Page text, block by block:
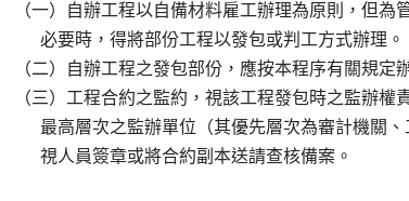
（一）自辦工程以自備材料雇工辦理為原則，但
必要時，得將部份工程以發包或判工方式辦理。
（二）自辦工程之發包部份，應按本程序有關規定
（三）工程合約之監約，視該工程發包時之監辦
最高層次之監辦單位（其優先層次為審計機